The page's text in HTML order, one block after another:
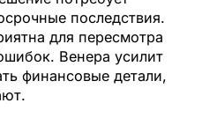
последствия.
для пересмотра
Венера усилит
финансовые детали,